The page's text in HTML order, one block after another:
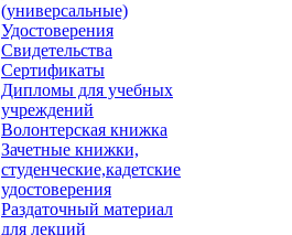
(универсальные)
Удостоверения
Свидетельства
Сертификаты
Дипломы для учебных
учреждений
Волонтерская книжка
Зачетные книжки,
студенческие,кадетские
удостоверения
Раздаточный материал
для лекций